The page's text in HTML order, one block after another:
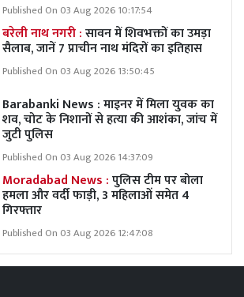
Published On 03 Aug 2026 10:17:54
बरेली नाथ नगरी :सावन में शिवभक्तों का उमड़ा
सैलाब, जानें 7 प्राचीन नाथ मंदिरों का इतिहास
Published On 03 Aug 2026 13:50:45
Barabanki News : माइनर में मिला युवक का
शव, चोट के निशानों से हत्या की आशंका, जांच में
जुटी पुलिस
Published On 03 Aug 2026 14:37:09
Moradabad News :पुलिस टीम पर बोला
हमला और वर्दी फाड़ी, 3 महिलाओं समेत 4
गिरफ्तार
Published On 03 Aug 2026 12:47:08